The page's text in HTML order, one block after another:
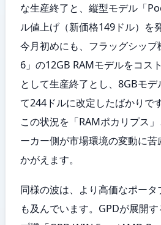
な生産終了と、縦型モデル「
ル値上げ（新価格149ドル）を
今月初めにも、フラッグシッ
6」の12GB RAMモデルをコス
として生産終了とし、8GBモ
て244ドルに改定したばかりで
この状況を「RAMポカリプス
ーカー側が市場環境の変動に苦
かがえます。
同様の波は、より高価なポータ
も及んでいます。GPDが展開